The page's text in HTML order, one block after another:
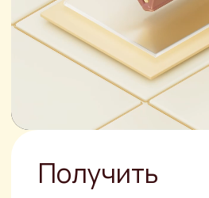
ОТПРАВИТЬ ЗАЯВКУ
Нажимая кнопку, вы соглашаетесь с
политикой конфиденциальности.
Другие услуги